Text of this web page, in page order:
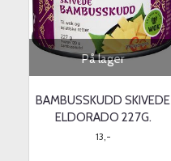
På lager
BAMBUSSKUDD SKIVEDE
ELDORADO 227G.
13,-